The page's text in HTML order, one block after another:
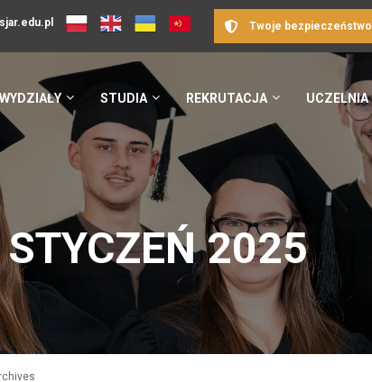
Twoje bezpieczeństwo
WYDZIAŁY STUDIA REKRUTACJA UCZELNIA
2025